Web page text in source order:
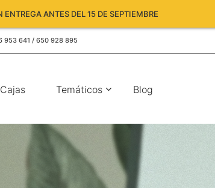
ANTES DEL 15 DE SEPTIEMBRE
953 641 / 650 928 895
Cajas Temáticos Blog